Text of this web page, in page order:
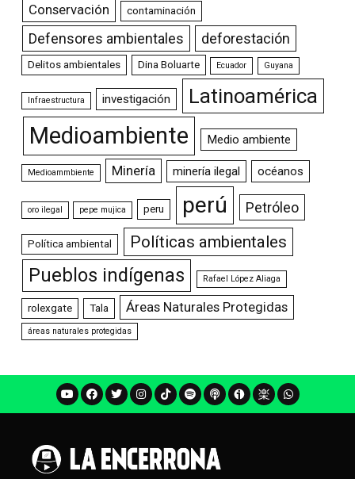
Conservación contaminación
Defensores ambientales deforestación
Delitos ambientales Dina Boluarte Ecuador Guyana
Infraestructura investigación Latinoamérica
Medioambiente Medio ambiente
Medioammbiente Minería minería ilegal océanos
oro ilegal pepe mujica peru perú Petróleo
Política ambiental Políticas ambientales
Pueblos indígenas Rafael López Aliaga
rolexgate Tala Áreas Naturales Protegidas
áreas naturales protegidas